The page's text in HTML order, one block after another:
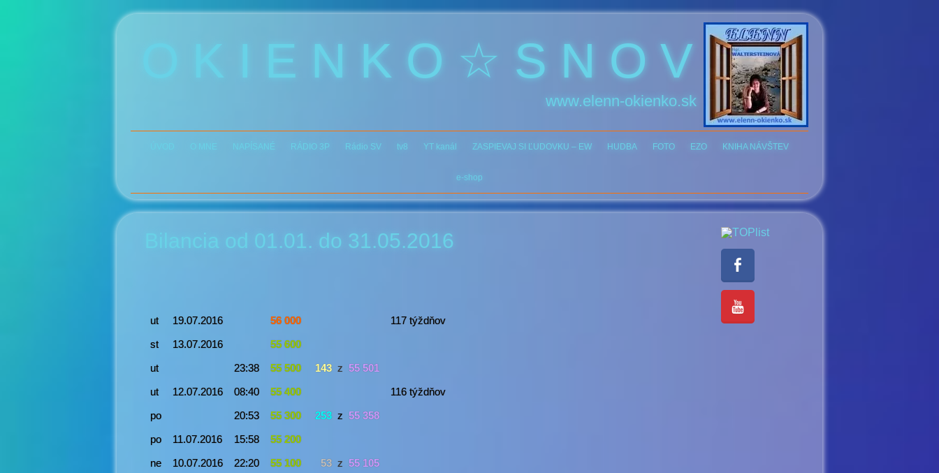
O K I E N K O ☆ S N O V
www.elenn-okienko.sk
NAPÍSANÉ RÁDIO 3P Rádio SV tv8 YT kanál ZASPIEVAJ SI ĽUDOVKU – EW HUDBA FOTO EZO KNIHA NÁVŠTEV
e-shop
Bilancia od 01.01. do 31.05.2016
ut 19.07.2016 56 000
117 týždňov
st
13.07.2016
55 600
ut
23:38 55 500 143 z 55 501
ut
12.07.2016 08:40 55 400
116 týždňov
po
20:53 55 300 253 z 55 358
po
11.07.2016 15:58
55 200
ne
10.07.2016 22:20 55 100 53 z 55 105